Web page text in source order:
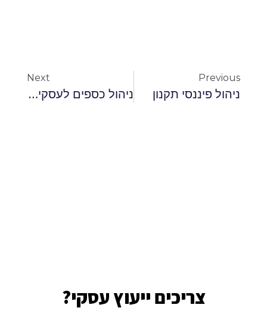
Previous
ניהול פיננסי תקנון
Next
ניהול כספים לעסקים קטנים
צריכים ייעוץ עסקי?